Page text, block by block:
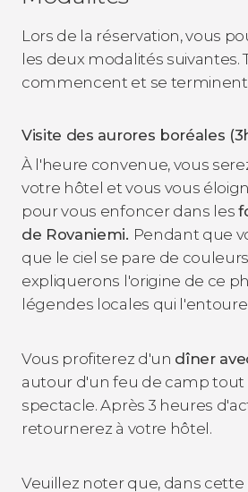
Lors de la réservation, vous
les deux modalités suivantes.
commencent et se terminent
Visite des aurores boréales
À l'heure convenue, vous
votre hôtel et vous vous
pour vous enfoncer dans les
de Rovaniemi. Pendant que
que le ciel se pare de
expliquerons l'origine de ce
légendes locales qui
Vous profiterez d'un dîner
autour d'un feu de camp tout
spectacle. Après 3 heures
retournerez à votre hôtel.
Veuillez noter que, dans